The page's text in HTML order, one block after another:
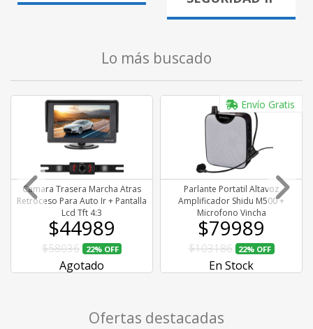
Lo más buscado
Camara Trasera Marcha Atras
Retroceso Para Auto Ir + Pantalla
Lcd Tft 4:3
$44989
$58036 22% OFF
Agotado
Parlante Portatil Altavoz
Amplificador Shidu M500 +
Microfono Vincha
Envío Gratis
$79989
$103186 22% OFF
En Stock
Ofertas destacadas